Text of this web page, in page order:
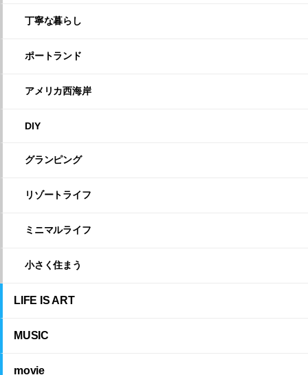
丁寧な暮らし
ポートランド
アメリカ西海岸
DIY
グランピング
リゾートライフ
ミニマルライフ
小さく住まう
LIFE IS ART
MUSIC
movie